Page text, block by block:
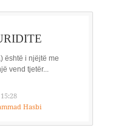
është i njëjtë me
vend tjetër...
Hasbi